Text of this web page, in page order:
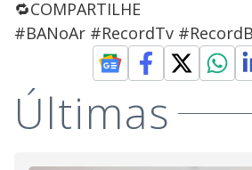
🔁COMPARTILHE
#BANoAr #RecordTv
Últimas